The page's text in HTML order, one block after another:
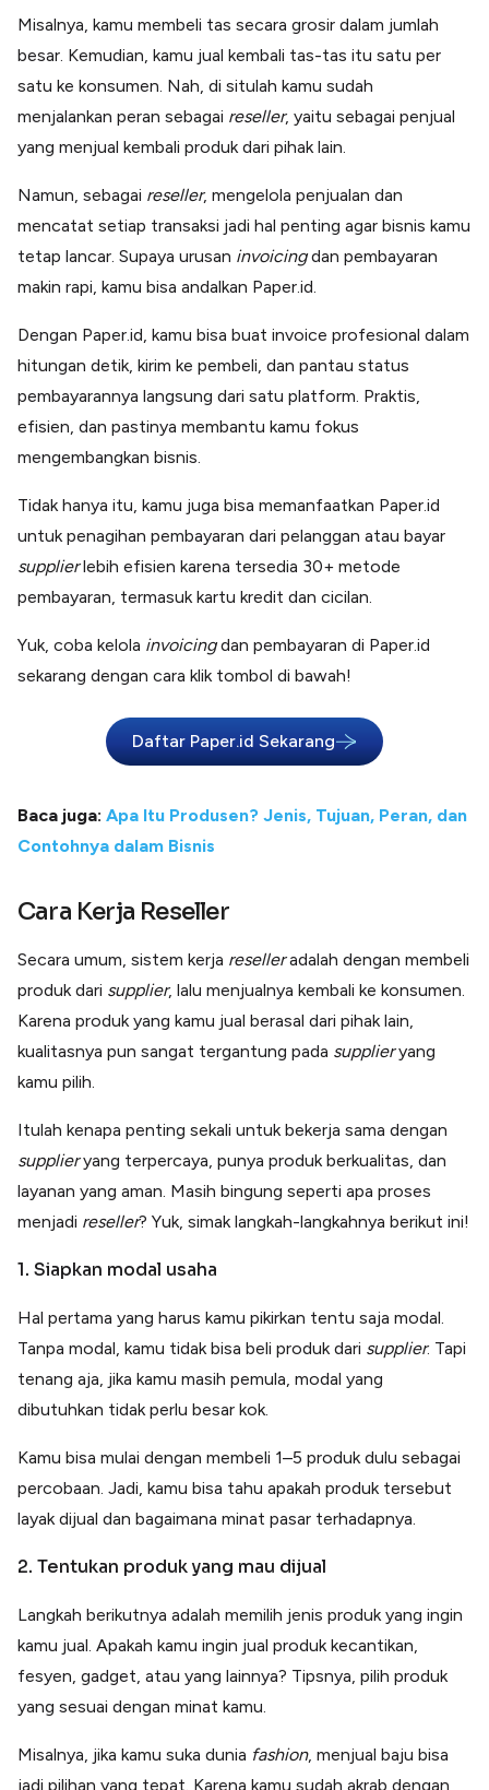
Misalnya, kamu membeli tas secara grosir dalam jumlah
besar. Kemudian, kamu jual kembali tas-tas itu satu per
satu ke konsumen. Nah, di situlah kamu sudah
menjalankan peran sebagai reseller, yaitu sebagai penjual
yang menjual kembali produk dari pihak lain.
Namun, sebagai reseller, mengelola penjualan dan
mencatat setiap transaksi jadi hal penting agar bisnis kamu
tetap lancar. Supaya urusan invoicingdan pembayaran
makin rapi, kamu bisa andalkan Paper.id.
Dengan Paper.id, kamu bisa buat invoice profesional dalam
hitungan detik, kirim ke pembeli, dan pantau status
pembayarannya langsung dari satu platform. Praktis,
efisien, dan pastinya membantu kamu fokus
mengembangkan bisnis.
Tidak hanya itu, kamu juga bisa memanfaatkan Paper.id
untuk penagihan pembayaran dari pelanggan atau bayar
supplierlebih efisien karena tersedia 30+ metode
pembayaran, termasuk kartu kredit dan cicilan.
Yuk, coba kelola invoicingdan pembayaran di Paper.id
sekarang dengan cara klik tombol di bawah!
Daftar Paper.id Sekarang
Baca juga: Apa Itu Produsen? Jenis, Tujuan, Peran, dan
Contohnya dalam Bisnis
Cara Kerja Reseller
Secara umum, sistem kerja reselleradalah dengan membeli
produk dari supplier, lalu menjualnya kembali ke konsumen.
Karena produk yang kamu jual berasal dari pihak lain,
kualitasnya pun sangat tergantung pada supplieryang
kamu pilih.
Itulah kenapa penting sekali untuk bekerja sama dengan
supplieryang terpercaya, punya produk berkualitas, dan
layanan yang aman. Masih bingung seperti apa proses
menjadi reseller? Yuk, simak langkah-langkahnya berikut ini!
1. Siapkan modal usaha
Hal pertama yang harus kamu pikirkan tentu saja modal.
Tanpa modal, kamu tidak bisa beli produk dari supplier. Tapi
tenang aja, jika kamu masih pemula, modal yang
dibutuhkan tidak perlu besar kok.
Kamu bisa mulai dengan membeli 1–5 produk dulu sebagai
percobaan. Jadi, kamu bisa tahu apakah produk tersebut
layak dijual dan bagaimana minat pasar terhadapnya.
2. Tentukan produk yang mau dijual
Langkah berikutnya adalah memilih jenis produk yang ingin
kamu jual. Apakah kamu ingin jual produk kecantikan,
fesyen, gadget, atau yang lainnya? Tipsnya, pilih produk
yang sesuai dengan minat kamu.
Misalnya, jika kamu suka dunia fashion, menjual baju bisa
jadi pilihan yang tepat. Karena kamu sudah akrab dengan